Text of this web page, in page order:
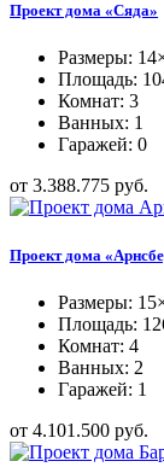
Проект дома «Сяда»
Размеры:
Площадь:
Комнат: 3
Ванных: 1
Гаражей: 0
от 3.388.775 руб.
Проект дома
Размеры:
Площадь:
Комнат: 4
Ванных: 2
Гаражей: 1
от 4.101.500 руб.